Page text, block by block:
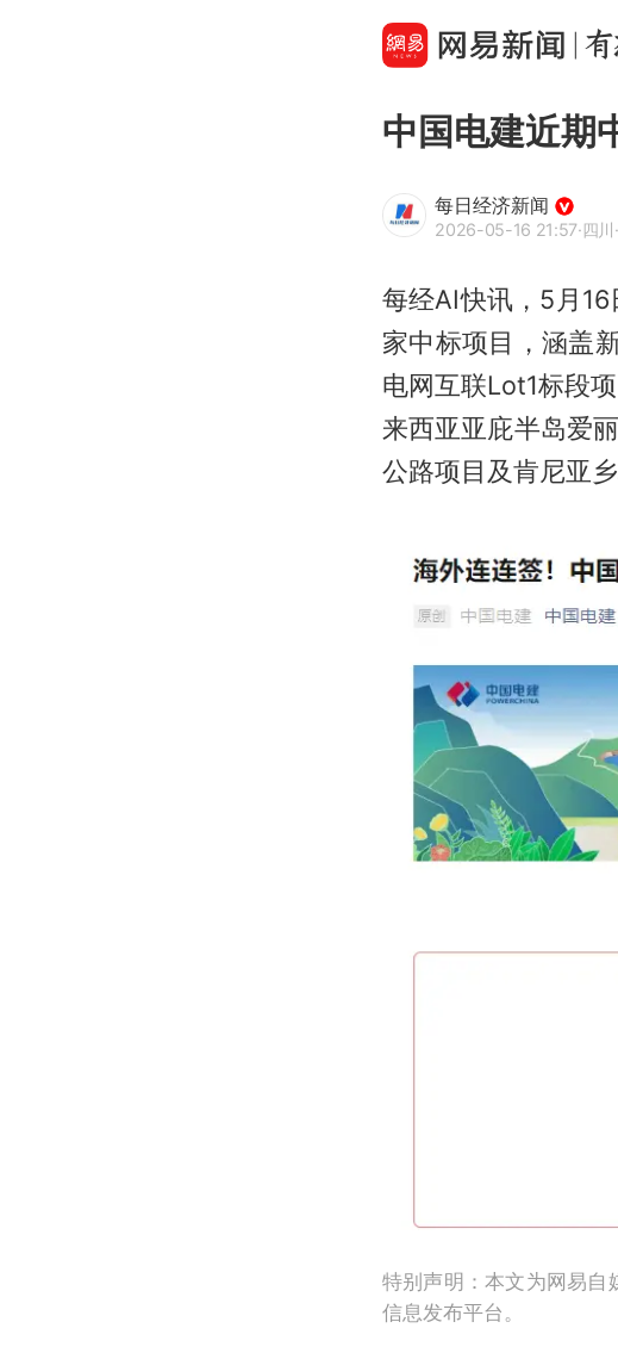
中国电建近期
每日经济新闻
2026-05-16 21:57·四川
每经AI快讯，5月
家中标项目，涵盖
电网互联Lot1标段
来西亚亚庇半岛爱
公路项目及肯尼亚乡
特别声明：本文为网易自
信息发布平台。